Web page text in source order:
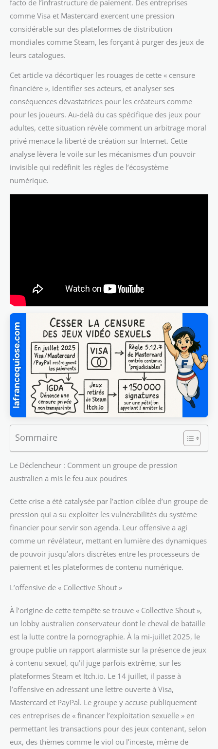
facto de l’infrastructure de paiement. Des entreprises
comme Visa et Mastercard exercent une pression
considérable sur des plateformes de distribution
mondiales comme Steam, les forçant à purger des jeux de
leurs catalogues.
Cet article va décortiquer les rouages de cette « censure
financière », identifier ses acteurs, et analyser ses
conséquences dévastatrices pour les créateurs comme
pour les joueurs. Au-delà du cas spécifique des jeux pour
adultes, cette situation révèle comment un arbitrage moral
privé menace la liberté de création sur Internet. Cette
analyse lèvera le voile sur les mécanismes d’un pouvoir
invisible qui redéfinit les règles de l’écosystème
numérique.
Sommaire
Le Déclencheur : Comment un groupe de pression
australien a mis le feu aux poudres
Cette crise a été catalysée par l’action ciblée d’un groupe de
pression qui a su exploiter les vulnérabilités du système
financier pour servir son agenda. Leur offensive a agi
comme un révélateur, mettant en lumière des dynamiques
de pouvoir jusqu’alors discrètes entre les processeurs de
paiement et les plateformes de contenu numérique.
L’offensive de « Collective Shout »
À l’origine de cette tempête se trouve « Collective Shout »,
un lobby australien conservateur dont le cheval de bataille
est la lutte contre la pornographie. À la mi-juillet 2025, le
groupe publie un rapport alarmiste sur la présence de jeux
à contenu sexuel, qu’il juge parfois extrême, sur les
plateformes Steam et Itch.io. Le 14 juillet, il passe à
l’offensive en adressant une lettre ouverte à Visa,
Mastercard et PayPal. Le groupe y accuse publiquement
ces entreprises de « financer l’exploitation sexuelle » en
permettant les transactions pour des jeux contenant, selon
eux, des thèmes comme le viol ou l’inceste, même de